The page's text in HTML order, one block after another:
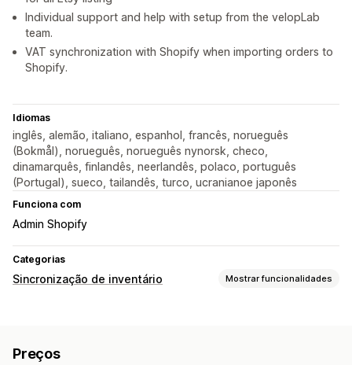
Individual support and help with setup from the velopLab
team.
VAT synchronization with Shopify when importing orders to
Shopify.
Idiomas
inglês, alemão, italiano, espanhol, francês, norueguês
(Bokmål), norueguês, norueguês nynorsk, checo,
dinamarquês, finlandês, neerlandês, polaco, português
(Portugal), sueco, tailandês, turco, ucranianoe japonês
Funciona com
Admin Shopify
Categorias
Sincronização de inventário Mostrar funcionalidades
Em tempo real
Preços